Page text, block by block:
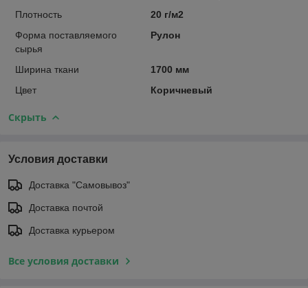
Плотность
20 г/м2
Форма поставляемого
сырья
Рулон
Ширина ткани
1700 мм
Цвет
Коричневый
Скрыть
Условия доставки
Доставка "Самовывоз"
Доставка почтой
Доставка курьером
Все условия доставки